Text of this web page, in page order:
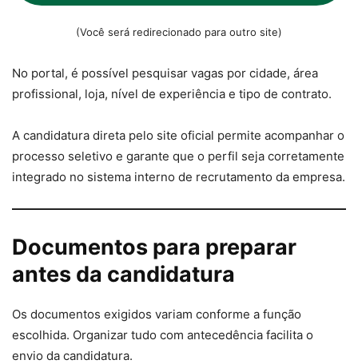
(Você será redirecionado para outro site)
No portal, é possível pesquisar vagas por cidade, área
profissional, loja, nível de experiência e tipo de contrato.
A candidatura direta pelo site oficial permite acompanhar o
processo seletivo e garante que o perfil seja corretamente
integrado no sistema interno de recrutamento da empresa.
Documentos para preparar
antes da candidatura
Os documentos exigidos variam conforme a função
escolhida. Organizar tudo com antecedência facilita o
envio da candidatura.